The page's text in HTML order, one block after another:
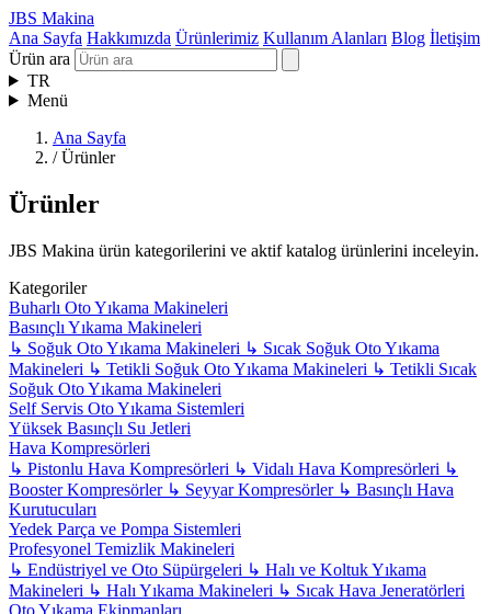
JBS Makina
Ana Sayfa Hakkımızda Ürünlerimiz Kullanım Alanları Blog İletişim
Ürün ara
TR
Menü
Ana Sayfa
/ Ürünler
Ürünler
JBS Makina ürün kategorilerini ve aktif katalog ürünlerini inceleyin.
Kategoriler
Buharlı Oto Yıkama Makineleri
Basınçlı Yıkama Makineleri
↳ Soğuk Oto Yıkama Makineleri ↳ Sıcak Soğuk Oto Yıkama
Makineleri ↳ Tetikli Soğuk Oto Yıkama Makineleri ↳ Tetikli Sıcak
Soğuk Oto Yıkama Makineleri
Self Servis Oto Yıkama Sistemleri
Yüksek Basınçlı Su Jetleri
Hava Kompresörleri
↳ Pistonlu Hava Kompresörleri ↳ Vidalı Hava Kompresörleri ↳
Booster Kompresörler ↳ Seyyar Kompresörler ↳ Basınçlı Hava
Kurutucuları
Yedek Parça ve Pompa Sistemleri
Profesyonel Temizlik Makineleri
↳ Endüstriyel ve Oto Süpürgeleri ↳ Halı ve Koltuk Yıkama
Makineleri ↳ Halı Yıkama Makineleri ↳ Sıcak Hava Jeneratörleri
Oto Yıkama Ekipmanları